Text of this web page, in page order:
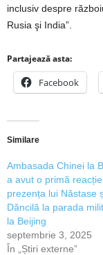
inclusiv despre
Rusia şi India”.
Partajează asta:
Facebook
Similare
Ambasada Chinei la
a avut o primă
prezența lui Năstase
Dăncilă la parada
la Beijing
septembrie 3, 2025
În „Știri externe”